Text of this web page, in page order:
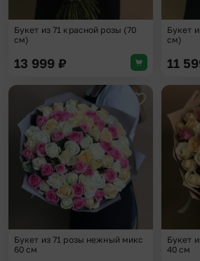
Букет из 71 красной розы (70
см)
13 999 ₽
Букет
см)
11
Добавить в
Букет из 71 розы нежный микс
60 см
Букет
40 см